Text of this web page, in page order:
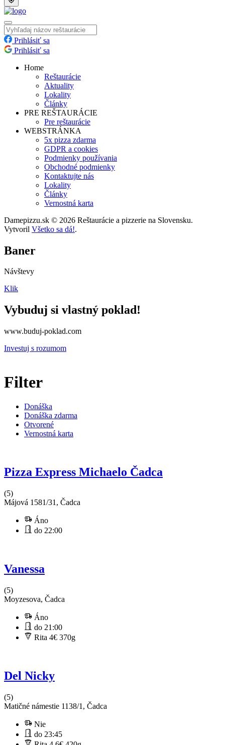
Prihlásiť sa
Prihlásiť sa
Home
Reštaurácie
Aktuality
Lokality
Články
PRE REŠTAURÁCIE
Pre reštaurácie
WEBSTRÁNKA
5x pizza zdarma
GDPR a cookies
Podmienky používania
Obchodné podmienky
Kontaktujte nás
Lokality
Články
Vernostná karta
Damepizzu.sk © 2026 Reštaurácie a pizzerie na Slovensku.
Vytvoril Všetko sa dá!.
Baner
Návštevy
Klik
Vybuduj si vlastný poklad!
www.buduj-poklad.com
Investuj s rozumom
Filter
Donáška
Donáška zdarma
Otvorené
Vernostná karta
Pizza Express Michaelo Čadca
(5)
Májová 1581/31, Čadca
Áno
do 22:00
Vanessa
(5)
Moyzesova, Čadca
Áno
do 21:00
Rita 4€ 370g
Del Nicky
(5)
Matičné námestie 1138/1, Čadca
Nie
do 23:45